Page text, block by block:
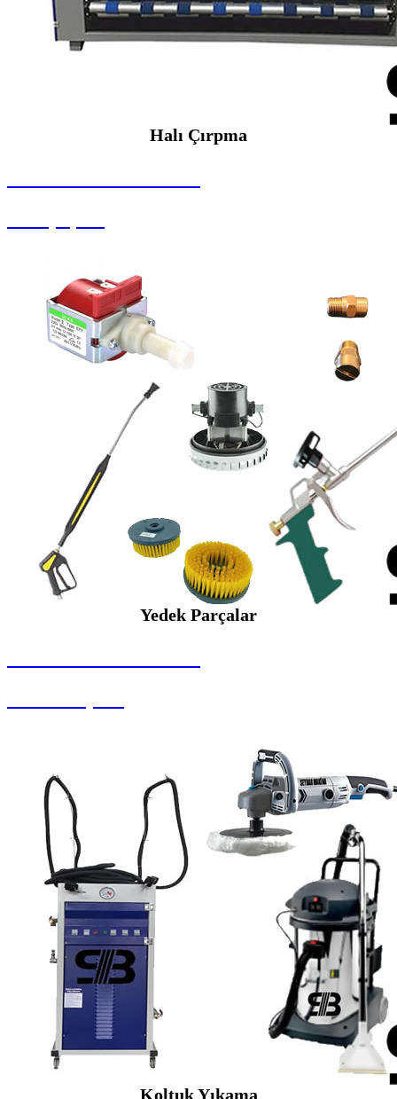
Halı Çırpma
Yedek Parçalar
Koltuk Yıkama